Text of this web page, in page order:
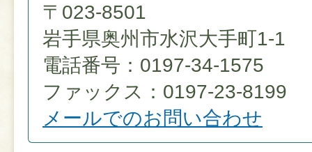
〒023-8501
岩手県奥州市水沢大手町1-1
電話番号：0197-34-1575
ファックス：0197-23-8199
メールでのお問い合わせ